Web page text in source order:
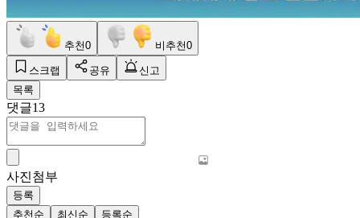
추천0 비추천0
스크랩 공유
신고
목록
댓글13
사진첨부
등록
추천순
최신순 등록순